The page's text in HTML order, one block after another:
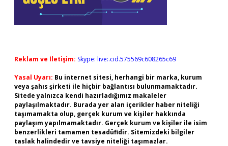
Reklam ve İletişim: Skype: live:.cid.575569c608265c69
Yasal Uyarı: Bu internet sitesi, herhangi bir marka, kurum
veya şahıs şirketi ile hiçbir bağlantısı bulunmamaktadır.
Sitede yalnızca kendi hazırladığımız makaleler
paylaşılmaktadır. Burada yer alan içerikler haber niteliği
taşımamakta olup, gerçek kurum ve kişiler hakkında
paylaşım yapılmamaktadır. Gerçek kurum ve kişiler ile isim
benzerlikleri tamamen tesadüfidir. Sitemizdeki bilgiler
taslak halindedir ve tavsiye niteliği taşımazlar.